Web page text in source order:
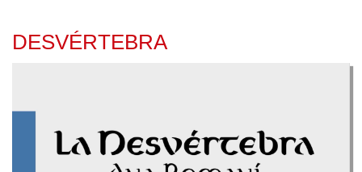
DESVÉRTEBRA